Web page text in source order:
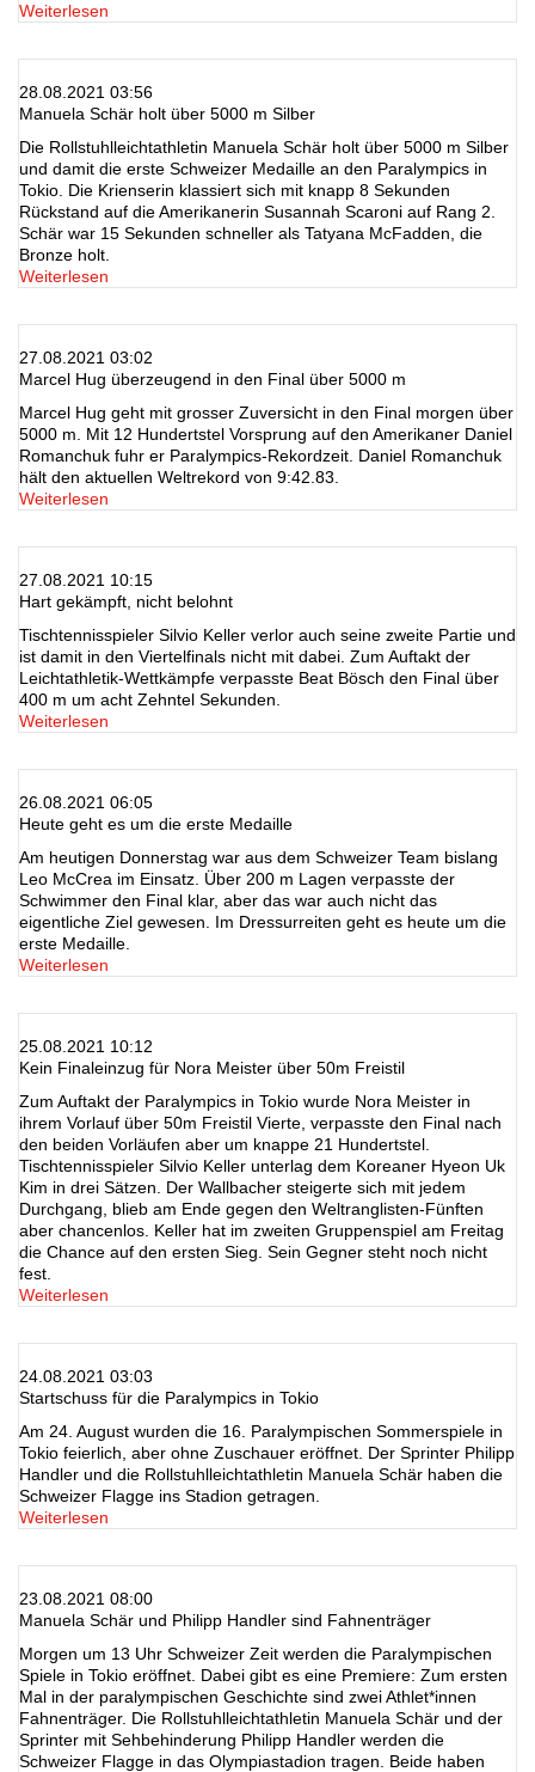
Weiterlesen
28.08.2021 03:56
Manuela Schär holt über 5000 m Silber
Die Rollstuhlleichtathletin Manuela Schär holt über 5000 m Silber
und damit die erste Schweizer Medaille an den Paralympics in
Tokio. Die Krienserin klassiert sich mit knapp 8 Sekunden
Rückstand auf die Amerikanerin Susannah Scaroni auf Rang 2.
Schär war 15 Sekunden schneller als Tatyana McFadden, die
Bronze holt.
Weiterlesen
27.08.2021 03:02
Marcel Hug überzeugend in den Final über 5000 m
Marcel Hug geht mit grosser Zuversicht in den Final morgen über
5000 m. Mit 12 Hundertstel Vorsprung auf den Amerikaner Daniel
Romanchuk fuhr er Paralympics-Rekordzeit. Daniel Romanchuk
hält den aktuellen Weltrekord von 9:42.83.
Weiterlesen
27.08.2021 10:15
Hart gekämpft, nicht belohnt
Tischtennisspieler Silvio Keller verlor auch seine zweite Partie und
ist damit in den Viertelfinals nicht mit dabei. Zum Auftakt der
Leichtathletik-Wettkämpfe verpasste Beat Bösch den Final über
400 m um acht Zehntel Sekunden.
Weiterlesen
26.08.2021 06:05
Heute geht es um die erste Medaille
Am heutigen Donnerstag war aus dem Schweizer Team bislang
Leo McCrea im Einsatz. Über 200 m Lagen verpasste der
Schwimmer den Final klar, aber das war auch nicht das
eigentliche Ziel gewesen. Im Dressurreiten geht es heute um die
erste Medaille.
Weiterlesen
25.08.2021 10:12
Kein Finaleinzug für Nora Meister über 50m Freistil
Zum Auftakt der Paralympics in Tokio wurde Nora Meister in
ihrem Vorlauf über 50m Freistil Vierte, verpasste den Final nach
den beiden Vorläufen aber um knappe 21 Hundertstel.
Tischtennisspieler Silvio Keller unterlag dem Koreaner Hyeon Uk
Kim in drei Sätzen. Der Wallbacher steigerte sich mit jedem
Durchgang, blieb am Ende gegen den Weltranglisten-Fünften
aber chancenlos. Keller hat im zweiten Gruppenspiel am Freitag
die Chance auf den ersten Sieg. Sein Gegner steht noch nicht
fest.
Weiterlesen
24.08.2021 03:03
Startschuss für die Paralympics in Tokio
Am 24. August wurden die 16. Paralympischen Sommerspiele in
Tokio feierlich, aber ohne Zuschauer eröffnet. Der Sprinter Philipp
Handler und die Rollstuhlleichtathletin Manuela Schär haben die
Schweizer Flagge ins Stadion getragen.
Weiterlesen
23.08.2021 08:00
Manuela Schär und Philipp Handler sind Fahnenträger
Morgen um 13 Uhr Schweizer Zeit werden die Paralympischen
Spiele in Tokio eröffnet. Dabei gibt es eine Premiere: Zum ersten
Mal in der paralympischen Geschichte sind zwei Athlet*innen
Fahnenträger. Die Rollstuhlleichtathletin Manuela Schär und der
Sprinter mit Sehbehinderung Philipp Handler werden die
Schweizer Flagge in das Olympiastadion tragen. Beide haben